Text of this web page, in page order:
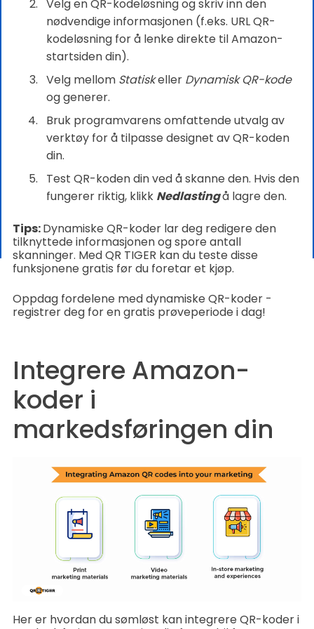
Velg en QR-kodeløsning og skriv inn den
nødvendige informasjonen (f.eks. URL QR-
kodeløsning for å lenke direkte til Amazon-
startsiden din).
Velg mellom Statiskeller Dynamisk QR-kode
og generer.
Bruk programvarens omfattende utvalg av
verktøy for å tilpasse designet av QR-koden
din.
Test QR-koden din ved å skanne den. Hvis den
fungerer riktig, klikk Nedlastingå lagre den.
Tips:Dynamiske QR-koder lar deg redigere den
tilknyttede informasjonen og spore antall
skanninger. Med QR TIGER kan du teste disse
funksjonene gratis før du foretar et kjøp.
Oppdag fordelene med dynamiske QR-koder -
registrer deg for en gratis prøveperiode i dag!
Integrere Amazon-
koder i
markedsføringen din
Her er hvordan du sømløst kan integrere QR-koder i